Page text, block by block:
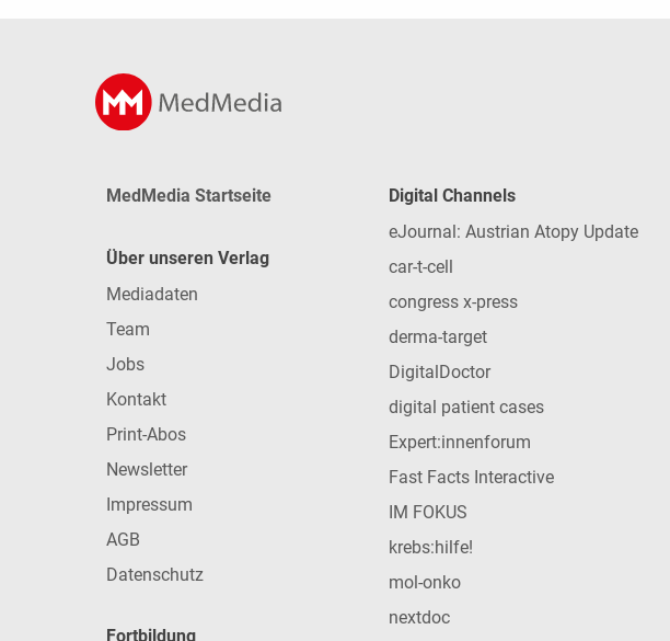
MedMedia Startseite
Über unseren Verlag
Mediadaten
Team
Jobs
Kontakt
Print-Abos
Newsletter
Impressum
AGB
Datenschutz
Fortbildung
Digital Channels
eJournal: Austrian Atopy Update
car-t-cell
congress x-press
derma-target
DigitalDoctor
digital patient cases
Expert:innenforum
Fast Facts Interactive
IM FOKUS
krebs:hilfe!
mol-onko
nextdoc